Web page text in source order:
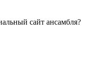
сайт ансамбля?